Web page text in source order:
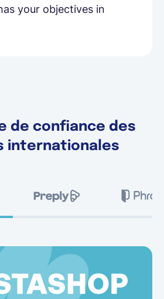
your objectives in
de confiance des
internationales